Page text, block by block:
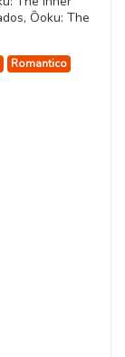
Ōoku: The
Romantico